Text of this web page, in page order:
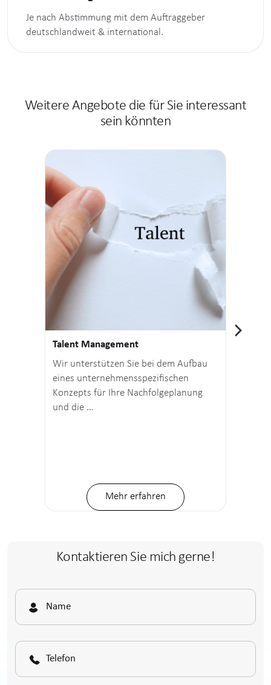
Je nach Abstimmung mit dem Auftraggeber
deutschlandweit & international.
Weitere Angebote die für Sie interessant
sein könnten
Talent Management
Wir unterstützen Sie bei dem Aufbau
eines unternehmensspezifischen
Konzepts für Ihre Nachfolgeplanung
und die …
Mehr erfahren
Kontaktieren Sie mich gerne!